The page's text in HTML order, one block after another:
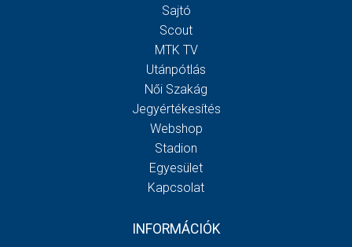
Sajtó
Scout
MTK TV
Utánpótlás
Női Szakág
Jegyértékesítés
Webshop
Stadion
Egyesület
Kapcsolat
INFORMÁCIÓK